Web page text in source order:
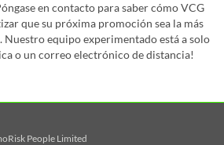
en contacto para saber cómo VCG
que su próxima promoción sea la más
Nuestro equipo experimentado está a solo
o un correo electrónico de distancia!
People Limited